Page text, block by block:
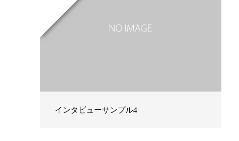
インタビューサンプル4